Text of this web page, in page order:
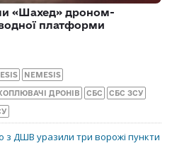
«Шахед» дроном-
платформи
NEMESIS
ДРОНІВ СБС СБС ЗСУ